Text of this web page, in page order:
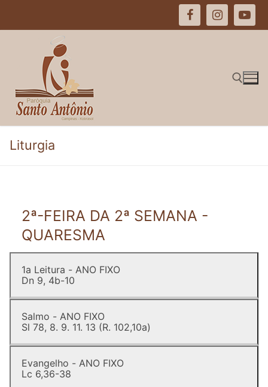
Pesquisar por:
Liturgia
2ª-FEIRA DA 2ª SEMANA -
QUARESMA
1a Leitura - ANO FIXO
Dn 9, 4b-10
Salmo - ANO FIXO
Sl 78, 8. 9. 11. 13 (R. 102,10a)
Evangelho - ANO FIXO
Lc 6,36-38